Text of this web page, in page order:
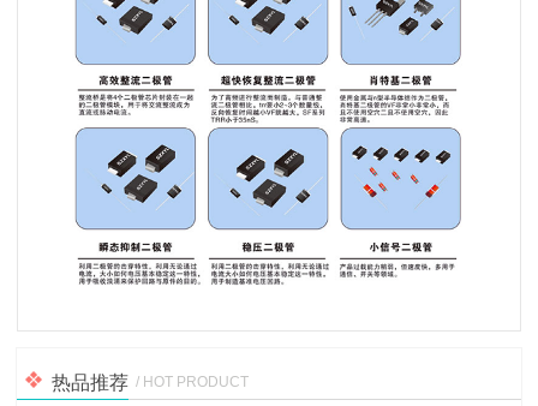
热品推荐 / HOT PRODUCT